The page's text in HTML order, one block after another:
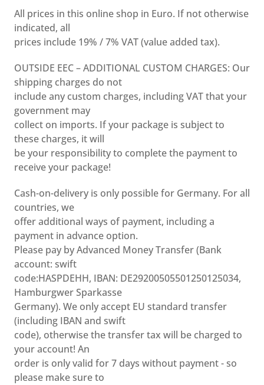
All prices in this online shop in Euro. If not otherwise
indicated, all
prices include 19% / 7% VAT (value added tax).
OUTSIDE EEC – ADDITIONAL CUSTOM CHARGES: Our
shipping charges do not
include any custom charges, including VAT that your
government may
collect on imports. If your package is subject to
these charges, it will
be your responsibility to complete the payment to
receive your package!
Cash-on-delivery is only possible for Germany. For all
countries, we
offer additional ways of payment, including a
payment in advance option.
Please pay by Advanced Money Transfer (Bank
account: swift
code:HASPDEHH, IBAN: DE29200505501250125034,
Hamburgwer Sparkasse
Germany). We only accept EU standard transfer
(including IBAN and swift
code), otherwise the transfer tax will be charged to
your account! An
order is only valid for 7 days without payment - so
please make sure to